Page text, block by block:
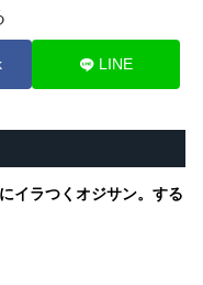
LINE
イラつくオジサン。する